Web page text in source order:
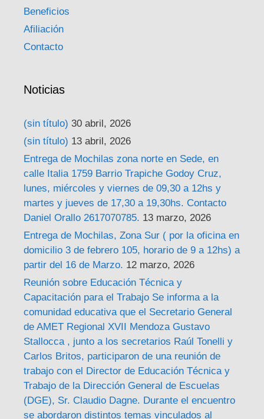
Beneficios
Afiliación
Contacto
Noticias
(sin título) 30 abril, 2026
(sin título) 13 abril, 2026
Entrega de Mochilas zona norte en Sede, en
calle Italia 1759 Barrio Trapiche Godoy Cruz,
lunes, miércoles y viernes de 09,30 a 12hs y
martes y jueves de 17,30 a 19,30hs. Contacto
Daniel Orallo 2617070785. 13 marzo, 2026
Entrega de Mochilas, Zona Sur ( por la oficina en
domicilio 3 de febrero 105, horario de 9 a 12hs) a
partir del 16 de Marzo. 12 marzo, 2026
Reunión sobre Educación Técnica y
Capacitación para el Trabajo Se informa a la
comunidad educativa que el Secretario General
de AMET Regional XVII Mendoza Gustavo
Stallocca , junto a los secretarios Raúl Tonelli y
Carlos Britos, participaron de una reunión de
trabajo con el Director de Educación Técnica y
Trabajo de la Dirección General de Escuelas
(DGE), Sr. Claudio Dagne. Durante el encuentro
se abordaron distintos temas vinculados al